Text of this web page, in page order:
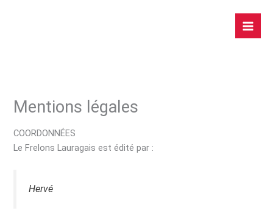
Mentions légales
COORDONNÉES
Le Frelons Lauragais est édité par :
Hervé